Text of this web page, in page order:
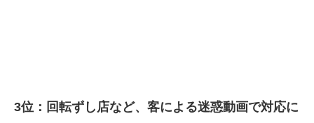
3位：回転ずし店など、客による迷惑動画で対応に